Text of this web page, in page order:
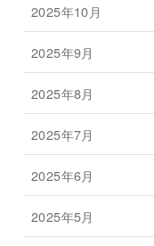
2025年10月
2025年9月
2025年8月
2025年7月
2025年6月
2025年5月